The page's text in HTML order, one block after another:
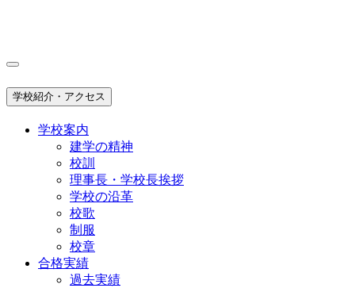
学校紹介・アクセス
学校案内
建学の精神
校訓
理事長・学校長挨拶
学校の沿革
校歌
制服
校章
合格実績
過去実績